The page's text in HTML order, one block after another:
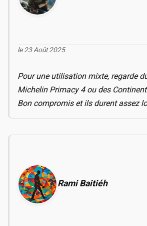
le 23 Août 2025
Pour une utilisation mixte, regarde
Michelin Primacy 4 ou des
Bon compromis et ils durent assez
Rami Baitiéh